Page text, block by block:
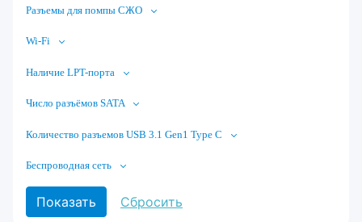
Разъемы для помпы СЖО
Wi-Fi
Наличие LPT-порта
Число разъёмов SATA
Количество разъемов USB 3.1 Gen1 Type C
Беспроводная сеть